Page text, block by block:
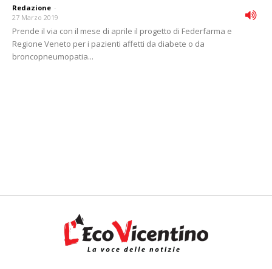
Redazione -
27 Marzo 2019
Prende il via con il mese di aprile il progetto di Federfarma e
Regione Veneto per i pazienti affetti da diabete o da
broncopneumopatia...